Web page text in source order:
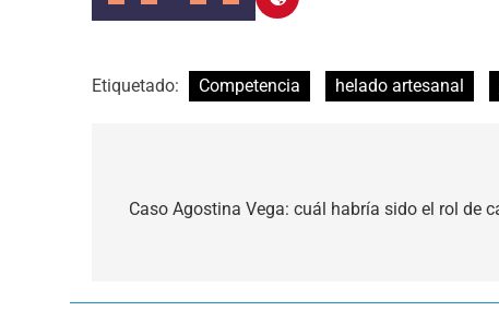
Etiquetado: Competencia helado artesanal
de
Caso Agostina Vega: cuál habría sido el rol de